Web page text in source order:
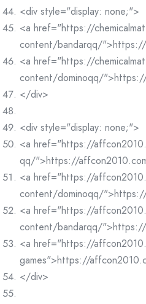
<div style="display: none;">
<a href="https://
content/bandarqq/
<a href="https://
content/dominoqq/
</div>
<div style="display: none;">
<a href="https://
qq/">https://
<a href="https://
content/dominoqq/
<a href="https://
content/bandarqq/
<a href="https://
games">https://
</div>